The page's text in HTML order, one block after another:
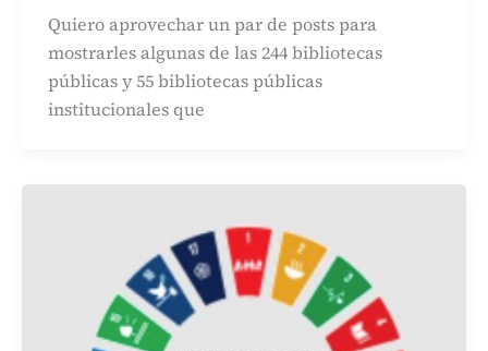
Quiero aprovechar un par de posts para
mostrarles algunas de las 244 bibliotecas
públicas y 55 bibliotecas públicas
institucionales que